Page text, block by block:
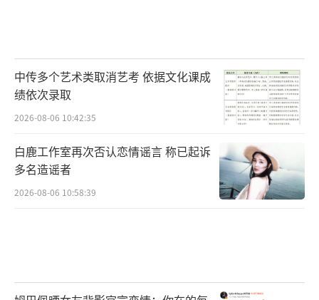
中传多个艺术类取消艺考 依据文化课成
绩依次录取
2026-08-06 10:42:35
白鹿工作室再次否认恋情谣言 称已起诉
多名造谣者
2026-08-06 10:58:39